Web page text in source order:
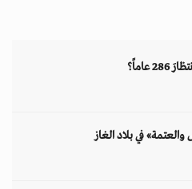
عاماً؟
في بلاد الغاز